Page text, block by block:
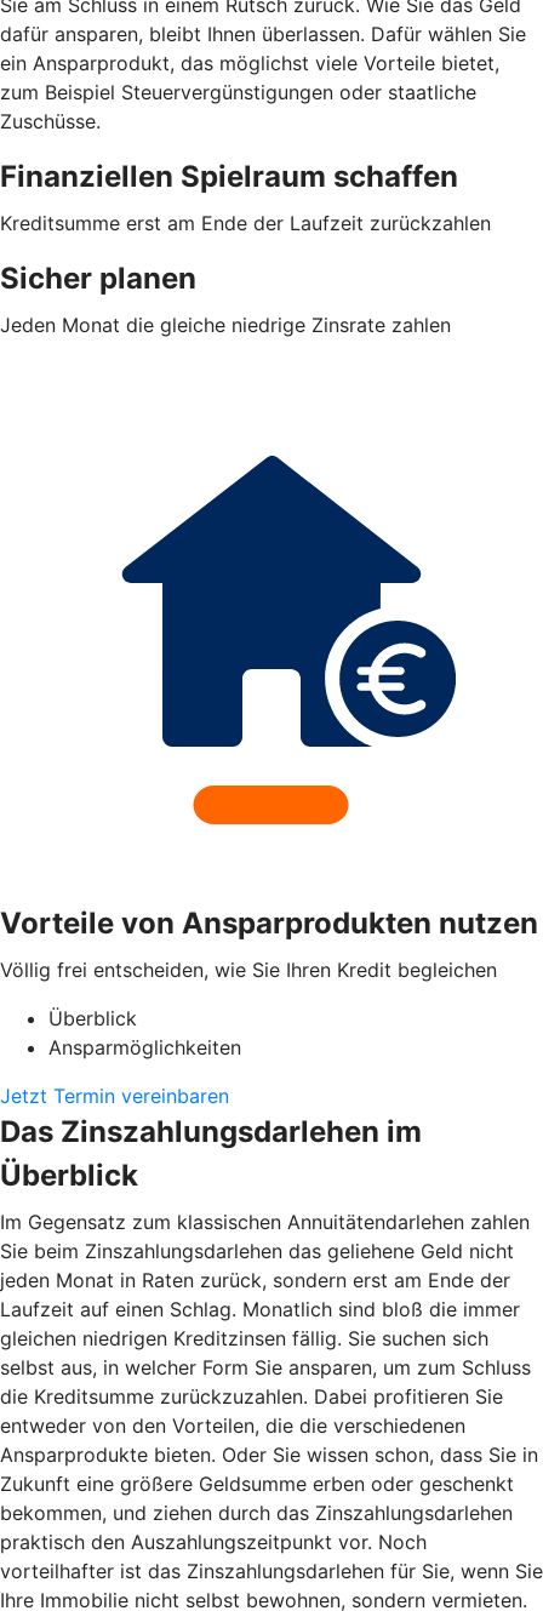
dafür ansparen, bleibt Ihnen überlassen. Dafür wählen Sie
ein Ansparprodukt, das möglichst viele Vorteile bietet,
zum Beispiel Steuervergünstigungen oder staatliche
Zuschüsse.
Finanziellen Spielraum schaffen
Kreditsumme erst am Ende der Laufzeit zurückzahlen
Sicher planen
Jeden Monat die gleiche niedrige Zinsrate zahlen
Vorteile von Ansparprodukten nutzen
Völlig frei entscheiden, wie Sie Ihren Kredit begleichen
Überblick
Ansparmöglichkeiten
Jetzt Termin vereinbaren
Das Zinszahlungsdarlehen im
Überblick
Im Gegensatz zum klassischen Annuitätendarlehen zahlen
Sie beim Zinszahlungsdarlehen das geliehene Geld nicht
jeden Monat in Raten zurück, sondern erst am Ende der
Laufzeit auf einen Schlag. Monatlich sind bloß die immer
gleichen niedrigen Kreditzinsen fällig. Sie suchen sich
selbst aus, in welcher Form Sie ansparen, um zum Schluss
die Kreditsumme zurückzuzahlen. Dabei profitieren Sie
entweder von den Vorteilen, die die verschiedenen
Ansparprodukte bieten. Oder Sie wissen schon, dass Sie in
Zukunft eine größere Geldsumme erben oder geschenkt
bekommen, und ziehen durch das Zinszahlungsdarlehen
praktisch den Auszahlungszeitpunkt vor. Noch
vorteilhafter ist das Zinszahlungsdarlehen für Sie, wenn Sie
Ihre Immobilie nicht selbst bewohnen, sondern vermieten.